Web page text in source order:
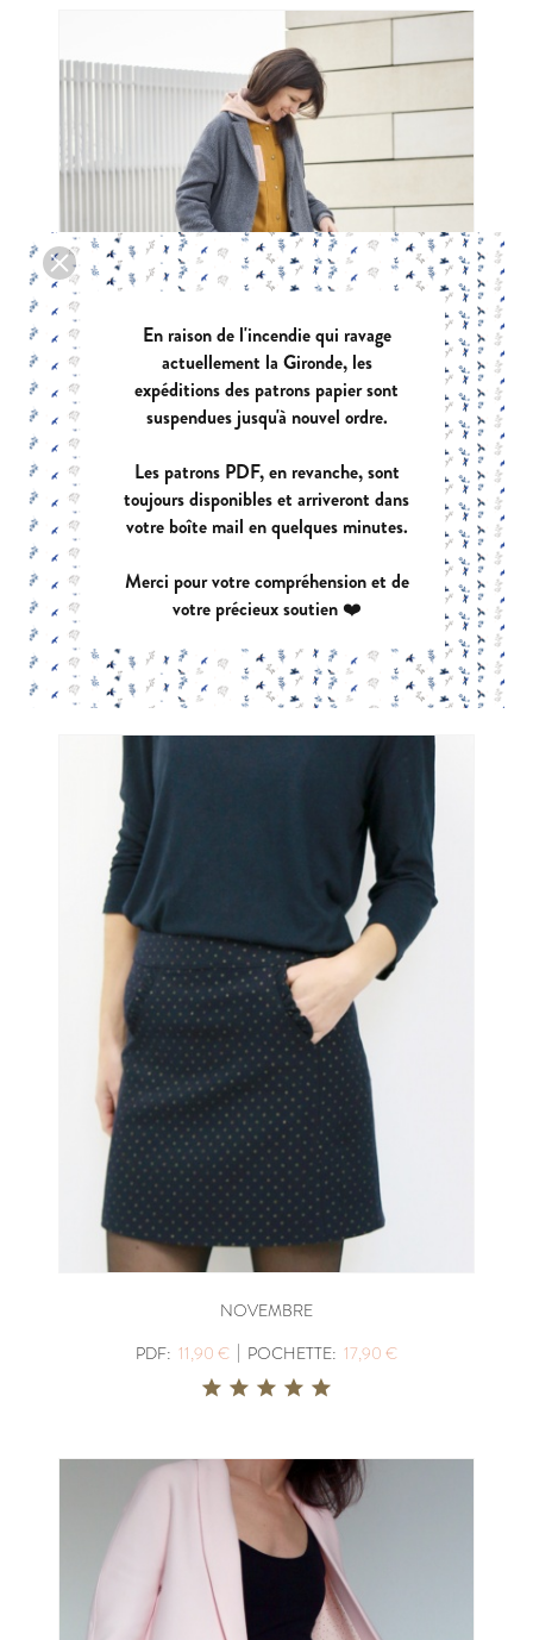
FLOW
12,90 €
NOVEMBRE
PDF: 11,90 € | POCHETTE: 17,90 €
En raison de l'incendie qui ravage
actuellement la Gironde, les
expéditions des patrons papier sont
suspendues jusqu'à nouvel ordre.
Les patrons PDF, en revanche, sont
toujours disponibles et arriveront dans
votre boîte mail en quelques minutes.
Merci pour votre compréhension et de
votre précieux soutien ❤️